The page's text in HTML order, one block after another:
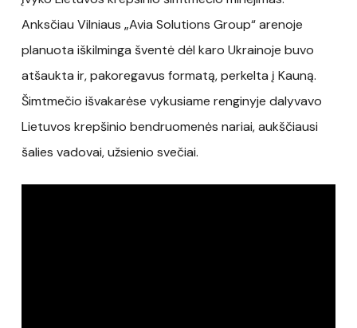
Anksčiau Vilniaus „Avia Solutions Group“ arenoje
planuota iškilminga šventė dėl karo Ukrainoje buvo
atšaukta ir, pakoregavus formatą, perkelta į Kauną.
Šimtmečio išvakarėse vykusiame renginyje dalyvavo
Lietuvos krepšinio bendruomenės nariai, aukščiausi
šalies vadovai, užsienio svečiai.